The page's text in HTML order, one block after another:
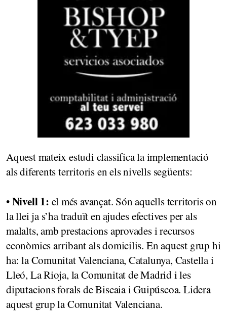
Aquest mateix estudi classifica la implementació
als diferents territoris en els nivells següents:
•Nivell 1: el més avançat. Són aquells territoris on
la llei ja s’ha traduït en ajudes efectives per als
malalts, amb prestacions aprovades i recursos
econòmics arribant als domicilis. En aquest grup hi
ha: la Comunitat Valenciana, Catalunya, Castella i
Lleó, La Rioja, la Comunitat de Madrid i les
diputacions forals de Biscaia i Guipúscoa. Lidera
aquest grup la Comunitat Valenciana.